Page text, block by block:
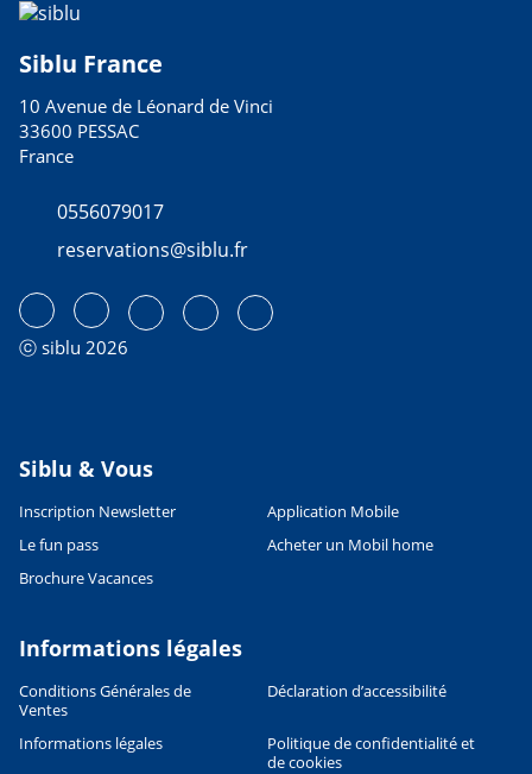
Siblu France
10 Avenue de Léonard de Vinci
33600 PESSAC
France
0556079017
reservations@siblu.fr
ⓒ siblu 2026
Siblu & Vous
Inscription Newsletter
Application Mobile
Le fun pass
Acheter un Mobil home
Brochure Vacances
Informations légales
Conditions Générales de
Ventes
Déclaration d’accessibilité
Informations légales
Politique de confidentialité et
de cookies